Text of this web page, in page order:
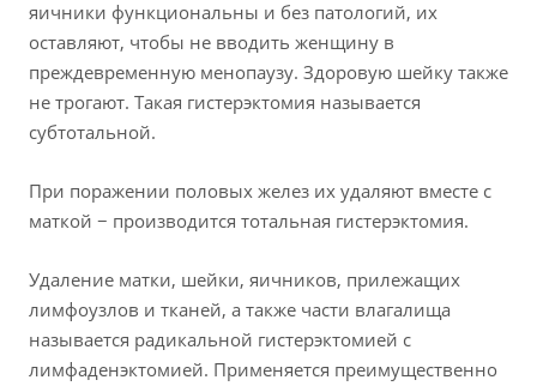
яичники функциональны и без патологий, их
оставляют, чтобы не вводить женщину в
преждевременную менопаузу. Здоровую шейку также
не трогают. Такая гистерэктомия называется
субтотальной.
При поражении половых желез их удаляют вместе с
маткой − производится тотальная гистерэктомия.
Удаление матки, шейки, яичников, прилежащих
лимфоузлов и тканей, а также части влагалища
называется радикальной гистерэктомией с
лимфаденэктомией. Применяется преимущественно